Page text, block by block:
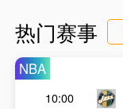
热门赛事
NBA
10:00